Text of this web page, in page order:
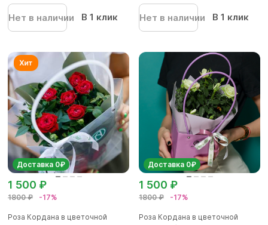
Нет в наличии В 1 клик
кустовой...
Нет в наличии В 1 клик
Доставка 0₽
1800 ₽ -17%
1 500 ₽
Роза Кордана в цветочной
Доставка 0₽
1800 ₽ -17%
1 500 ₽
Роза Кордана в цветочной